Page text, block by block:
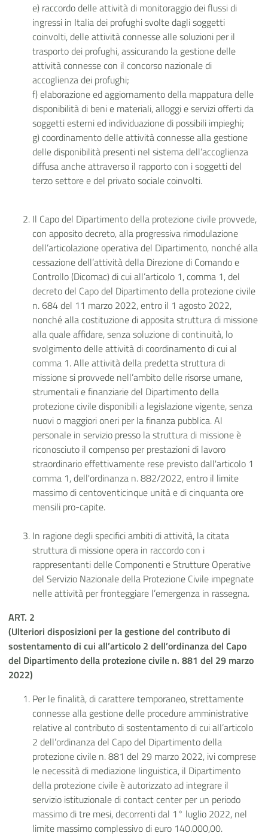
e) raccordo delle attività di monitoraggio dei flussi di
ingressi in Italia dei profughi svolte dagli soggetti
coinvolti, delle attività connesse alle soluzioni per il
trasporto dei profughi, assicurando la gestione delle
attività connesse con il concorso nazionale di
accoglienza dei profughi;
f) elaborazione ed aggiornamento della mappatura delle
disponibilità di beni e materiali, alloggi e servizi offerti da
soggetti esterni ed individuazione di possibili impieghi;
g) coordinamento delle attività connesse alla gestione
delle disponibilità presenti nel sistema dell’accoglienza
diffusa anche attraverso il rapporto con i soggetti del
terzo settore e del privato sociale coinvolti.
Il Capo del Dipartimento della protezione civile provvede,
con apposito decreto, alla progressiva rimodulazione
dell’articolazione operativa del Dipartimento, nonché alla
cessazione dell’attività della Direzione di Comando e
Controllo (Dicomac) di cui all’articolo 1, comma 1, del
decreto del Capo del Dipartimento della protezione civile
n. 684 del 11 marzo 2022, entro il 1 agosto 2022,
nonché alla costituzione di apposita struttura di missione
alla quale affidare, senza soluzione di continuità, lo
svolgimento delle attività di coordinamento di cui al
comma 1. Alle attività della predetta struttura di
missione si provvede nell’ambito delle risorse umane,
strumentali e finanziarie del Dipartimento della
protezione civile disponibili a legislazione vigente, senza
nuovi o maggiori oneri per la finanza pubblica. Al
personale in servizio presso la struttura di missione è
riconosciuto il compenso per prestazioni di lavoro
straordinario effettivamente rese previsto dall'articolo 1
comma 1, dell'ordinanza n. 882/2022, entro il limite
massimo di centoventicinque unità e di cinquanta ore
mensili pro-capite.
In ragione degli specifici ambiti di attività, la citata
struttura di missione opera in raccordo con i
rappresentanti delle Componenti e Strutture Operative
del Servizio Nazionale della Protezione Civile impegnate
nelle attività per fronteggiare l’emergenza in rassegna.
ART. 2
(Ulteriori disposizioni per la gestione del contributo di
sostentamento di cui all’articolo 2 dell’ordinanza del Capo
del Dipartimento della protezione civile n. 881 del 29 marzo
2022)
Per le finalità, di carattere temporaneo, strettamente
connesse alla gestione delle procedure amministrative
relative al contributo di sostentamento di cui all’articolo
2 dell’ordinanza del Capo del Dipartimento della
protezione civile n. 881 del 29 marzo 2022, ivi comprese
le necessità di mediazione linguistica, il Dipartimento
della protezione civile è autorizzato ad integrare il
servizio istituzionale di contact center per un periodo
massimo di tre mesi, decorrenti dal 1° luglio 2022, nel
limite massimo complessivo di euro 140.000,00.